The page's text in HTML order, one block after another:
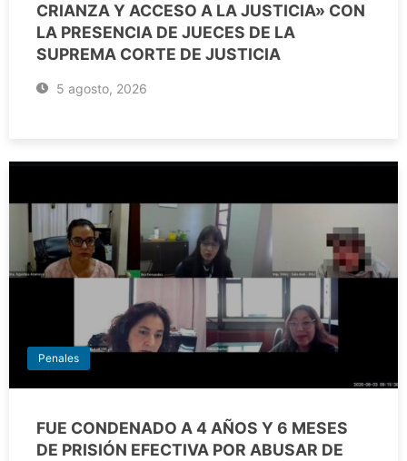
CRIANZA Y ACCESO A LA JUSTICIA» CON
LA PRESENCIA DE JUECES DE LA
SUPREMA CORTE DE JUSTICIA
5 agosto, 2026
Penales
FUE CONDENADO A 4 AÑOS Y 6 MESES
DE PRISIÓN EFECTIVA POR ABUSAR DE